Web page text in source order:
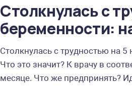
Столкнулась с
беременности:
Столкнулась с трудностью на
Что это значит? К врачу в
месяце. Что же предпринять?